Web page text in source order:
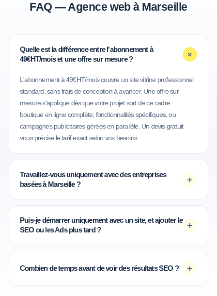
FAQ — Agence web à Marseille
Quelle est la différence entre l'abonnement à
49€HT/mois et une offre sur mesure ?
+
L'abonnement à 49€HT/mois couvre un site vitrine professionnel
standard, sans frais de conception à avancer. Une offre sur
mesure s'applique dès que votre projet sort de ce cadre :
boutique en ligne complète, fonctionnalités spécifiques, ou
campagnes publicitaires gérées en parallèle. Un devis gratuit
vous précise le tarif exact selon vos besoins.
Travaillez-vous uniquement avec des entreprises
basées à Marseille ?
+
Puis-je démarrer uniquement avec un site, et ajouter le
SEO ou les Ads plus tard ?
+
Combien de temps avant de voir des résultats SEO ? +